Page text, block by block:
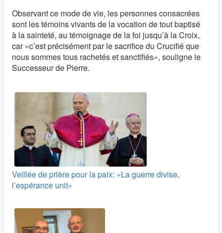
Observant ce mode de vie, les personnes consacrées
sont les témoins vivants de la vocation de tout baptisé
à la sainteté, au témoignage de la foi jusqu’à la Croix,
car «c’est précisément par le sacrifice du Crucifié que
nous sommes tous rachetés et sanctifiés», souligne le
Successeur de Pierre.
Veillée de prière pour la paix: «La guerre divise,
l’espérance unit»